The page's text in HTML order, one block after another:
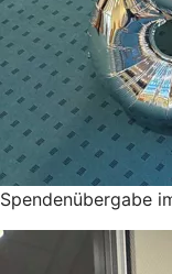
Spendenübergabe